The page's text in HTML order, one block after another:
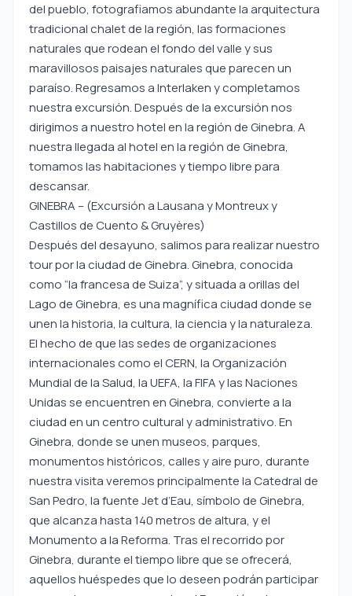
del pueblo, fotografiamos abundante la arquitectura
tradicional chalet de la región, las formaciones
naturales que rodean el fondo del valle y sus
maravillosos paisajes naturales que parecen un
paraíso. Regresamos a Interlaken y completamos
nuestra excursión. Después de la excursión nos
dirigimos a nuestro hotel en la región de Ginebra. A
nuestra llegada al hotel en la región de Ginebra,
tomamos las habitaciones y tiempo libre para
descansar.
GINEBRA – (Excursión a Lausana y Montreux y
Castillos de Cuento & Gruyères)
Después del desayuno, salimos para realizar nuestro
tour por la ciudad de Ginebra. Ginebra, conocida
como “la francesa de Suiza”, y situada a orillas del
Lago de Ginebra, es una magnífica ciudad donde se
unen la historia, la cultura, la ciencia y la naturaleza.
El hecho de que las sedes de organizaciones
internacionales como el CERN, la Organización
Mundial de la Salud, la UEFA, la FIFA y las Naciones
Unidas se encuentren en Ginebra, convierte a la
ciudad en un centro cultural y administrativo. En
Ginebra, donde se unen museos, parques,
monumentos históricos, calles y aire puro, durante
nuestra visita veremos principalmente la Catedral de
San Pedro, la fuente Jet d’Eau, símbolo de Ginebra,
que alcanza hasta 140 metros de altura, y el
Monumento a la Reforma. Tras el recorrido por
Ginebra, durante el tiempo libre que se ofrecerá,
aquellos huéspedes que lo deseen podrán participar